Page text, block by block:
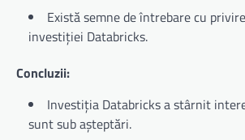
Există semne de întrebare cu
investiției Databricks.
Concluzii:
Investiția Databricks a stârnit
sunt sub așteptări.